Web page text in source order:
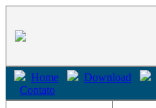
Home Download
Contato